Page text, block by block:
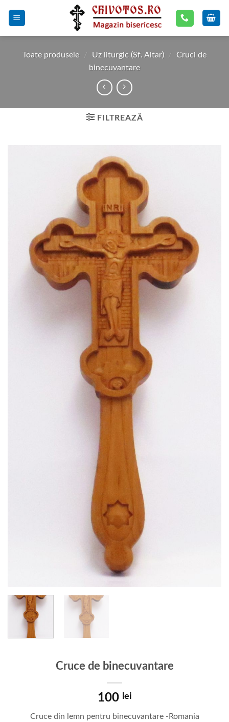
Toate produsele / Uz liturgic (Sf. Altar) /
Cruci de
binecuvantare
FILTREAZĂ
Cruce de binecuvantare
100 lei
Cruce din lemn pentru binecuvantare -Romania